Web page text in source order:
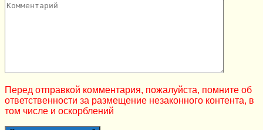
Перед отправкой комментария, пожалуйста, помните об
ответственности за размещение незаконного контента, в
том числе и оскорблений